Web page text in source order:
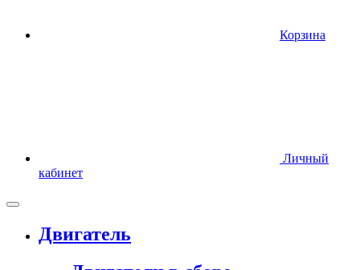
Корзина
Личный
кабинет
Двигатель